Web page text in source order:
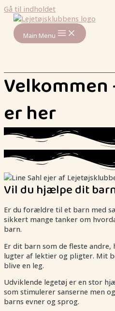
Gå til indholdet
Main Menu
er her
Vil du hjælpe dit
Er du forældre til et barn med
sikkert mange tanker om
barn.
Er dit barn som de fleste
lugter af lektier og pligter. Mit
blive en leg.
Udviklende legetøj er en stor
som stimulerer sanserne men
barns evner og sprog.